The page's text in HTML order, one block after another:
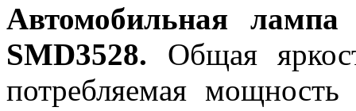
Автомобильная
SMD3528. Общая
потребляемая мощность